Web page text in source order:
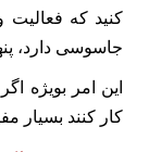
کنید که
جاسوسی دارد،
این امر بویژه
کار کنند بسیار